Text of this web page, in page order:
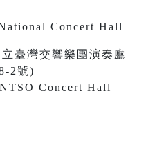
Concert Hall
臺灣交響樂團演奏廳
2號)
Concert Hall